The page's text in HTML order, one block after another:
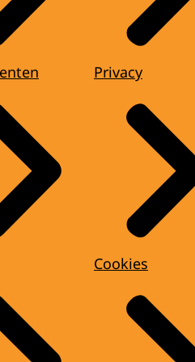
Privacy
Cookies